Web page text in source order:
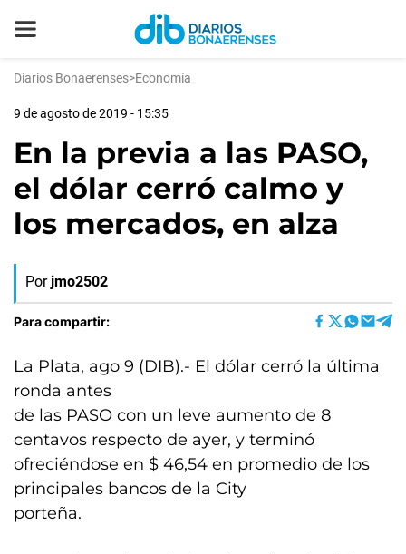
Diarios Bonaerenses>Economía
9 de agosto de 2019 - 15:35
En la previa a las PASO,
el dólar cerró calmo y
los mercados, en alza
Por jmo2502
Para compartir:
La Plata, ago 9 (DIB).- El dólar cerró la última
ronda antes
de las PASO con un leve aumento de 8
centavos respecto de ayer, y terminó
ofreciéndose en $ 46,54 en promedio de los
principales bancos de la City
porteña.